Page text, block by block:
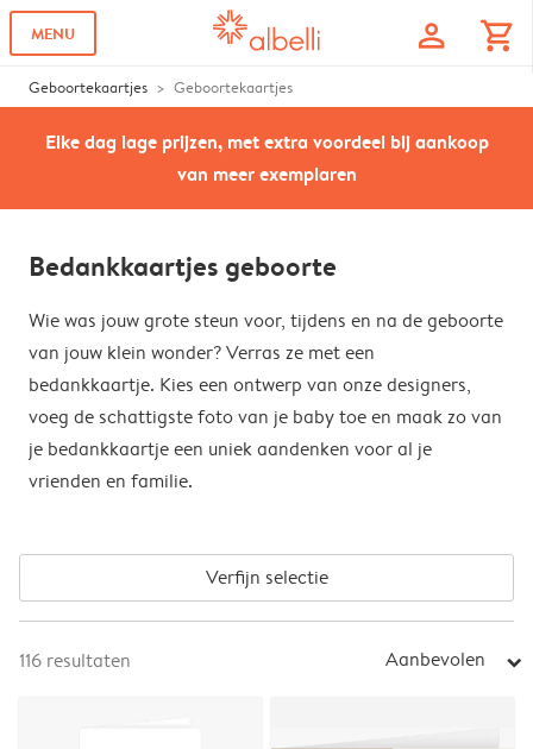
MENU profile shopping_cart
Geboortekaartjes Geboortekaartjes
Elke dag lage prijzen, met extra voordeel bij aankoop
van meer exemplaren
Bedankkaartjes geboorte
Wie was jouw grote steun voor, tijdens en na de geboorte
van jouw klein wonder? Verras ze met een
bedankkaartje. Kies een ontwerp van onze designers,
voeg de schattigste foto van je baby toe en maak zo van
je bedankkaartje een uniek aandenken voor al je
vrienden en familie.
Verfijn selectie
116 resultaten Aanbevolen arrow_right